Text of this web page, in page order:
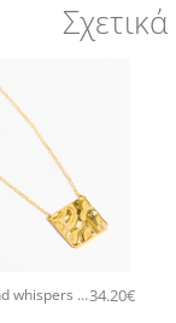
5514A Sand whispers small pendant χειροποίητο κολιέ Catherine bijoux Χρυσό34.20€